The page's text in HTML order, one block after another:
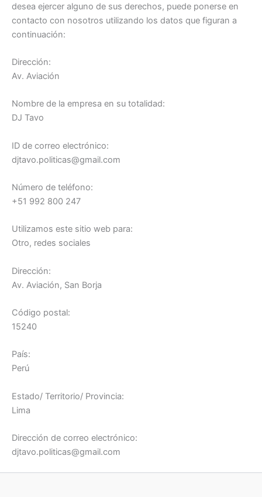
desea ejercer alguno de sus derechos, puede ponerse en
contacto con nosotros utilizando los datos que figuran a
continuación:
Dirección:
Av. Aviación
Nombre de la empresa en su totalidad:
DJ Tavo
ID de correo electrónico:
djtavo.politicas@gmail.com
Número de teléfono:
+51 992 800 247
Utilizamos este sitio web para:
Otro, redes sociales
Dirección:
Av. Aviación, San Borja
Código postal:
15240
País:
Perú
Estado/ Territorio/ Provincia:
Lima
Dirección de correo electrónico:
djtavo.politicas@gmail.com